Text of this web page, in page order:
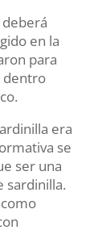
en la
para
dentro
era
se
ser una
sardinilla.